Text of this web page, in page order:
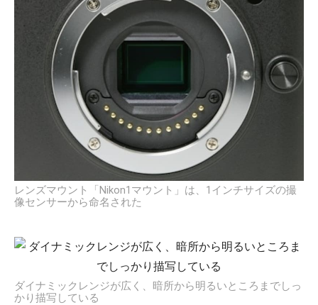
レンズマウント「Nikon1マウント」は、1インチサイズの撮
像センサーから命名された
ダイナミックレンジが広く、暗所から明るいところまでしっ
かり描写している